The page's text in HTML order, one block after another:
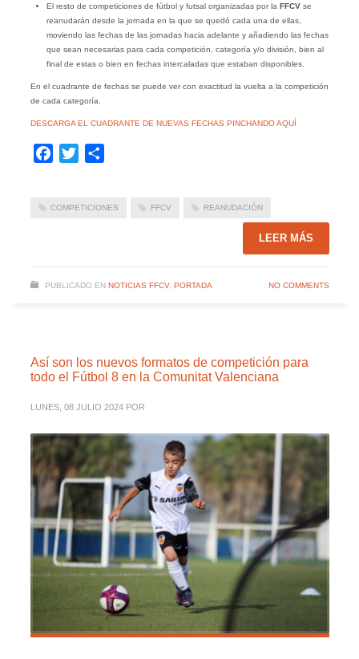
El resto de competiciones de fútbol y futsal organizadas por la FFCVse
reanudarán desde la jornada en la que se quedó cada una de ellas,
moviendo las fechas de las jornadas hacia adelante y añadiendo las fechas
que sean necesarias para cada competición, categoría y/o división, bien al
final de estas o bien en fechas intercaladas que estaban disponibles.
En el cuadrante de fechas se puede ver con exactitud la vuelta a la competición
de cada categoría.
DESCARGA EL CUADRANTE DE NUEVAS FECHAS PINCHANDO AQUÍ
Facebook
Twitter
COMPETICIONES FFCV REANUDACIÓN
LEER MÁS
PUBLICADO EN NOTICIAS FFCV, PORTADA NO COMMENTS
Así son los nuevos formatos de competición para
todo el Fútbol 8 en la Comunitat Valenciana
LUNES, 08 JULIO 2024 POR